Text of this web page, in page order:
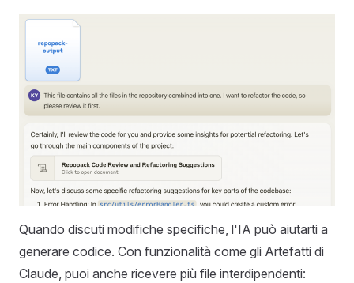
Quando discuti modifiche specifiche, l'IA può aiutarti a
generare codice. Con funzionalità come gli Artefatti di
Claude, puoi anche ricevere più file interdipendenti: